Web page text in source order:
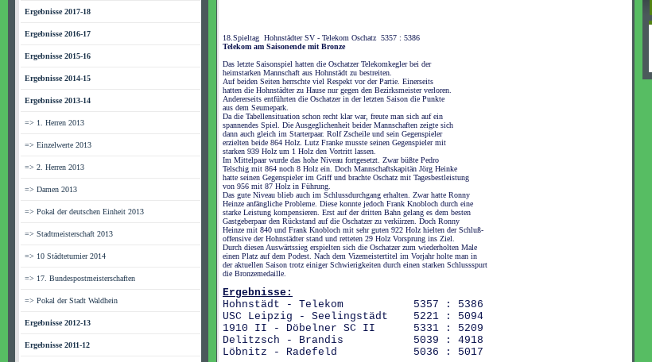
Ergebnisse 2017-18
Ergebnisse 2016-17
Ergebnisse 2015-16
Ergebnisse 2014-15
Ergebnisse 2013-14
=> 1. Herren 2013
=> Einzelwerte 2013
=> 2. Herren 2013
=> Damen 2013
=> Pokal der deutschen Einheit 2013
=> Stadtmeisterschaft 2013
=> 10 Städteturnier 2014
=> 17. Bundespostmeisterschaften
=> Pokal der Stadt Waldhein
Ergebnisse 2012-13
Ergebnisse 2011-12
18.Spieltag Hohnstädter SV - Telekom Oschatz 5357 : 5386
Telekom am Saisonende mit Bronze
Das letzte Saisonspiel hatten die Oschatzer Telekomkegler bei der
heimstarken Mannschaft aus Hohnstädt zu bestreiten.
Auf beiden Seiten herrschte viel Respekt vor der Partie. Einerseits
hatten die Hohnstädter zu Hause nur gegen den Bezirksmeister verloren.
Andererseits entführten die Oschatzer in der letzten Saison die Punkte
aus dem Seumepark.
Da die Tabellensituation schon recht klar war, freute man sich auf ein
spannendes Spiel. Die Ausgeglichenheit beider Mannschaften zeigte sich
dann auch gleich im Starterpaar. Rolf Zscheile und sein Gegenspieler
erzielten beide 864 Holz. Lutz Franke musste seinen Gegenspieler mit
starken 939 Holz um 1 Holz den Vortritt lassen.
Im Mittelpaar wurde das hohe Niveau fortgesetzt. Zwar büßte Pedro
Telschig mit 864 noch 8 Holz ein. Doch Mannschaftskapitän Jörg Heinke
hatte seinen Gegenspieler im Griff und brachte Oschatz mit Tagesbestleistung
von 956 mit 87 Holz in Führung.
Das gute Niveau blieb auch im Schlussdurchgang erhalten. Zwar hatte Ronny
Heinze anfängliche Probleme. Diese konnte jedoch Frank Knobloch durch eine
starke Leistung kompensieren. Erst auf der dritten Bahn gelang es dem besten
Gastgeberpaar den Rückstand auf die Oschatzer zu verkürzen. Doch Ronny
Heinze mit 840 und Frank Knobloch mit sehr guten 922 Holz hielten der Schluß-
offensive der Hohnstädter stand und retteten 29 Holz Vorsprung ins Ziel.
Durch diesen Auswärtssieg erspielten sich die Oschatzer zum wiederholten Male
einen Platz auf dem Podest. Nach dem Vizemeistertitel im Vorjahr holte man in
der aktuellen Saison trotz einiger Schwierigkeiten durch einen starken Schlussspurt
die Bronzemedaille.
Ergebnisse:
Hohnstädt - Telekom 5357 : 5386
USC Leipzig - Seelingstädt 5221 : 5094
1910 II - Döbelner SC II 5331 : 5209
Delitzsch - Brandis 5039 : 4918
Löbnitz - Radefeld 5036 : 5017